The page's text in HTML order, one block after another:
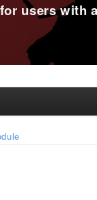
users with